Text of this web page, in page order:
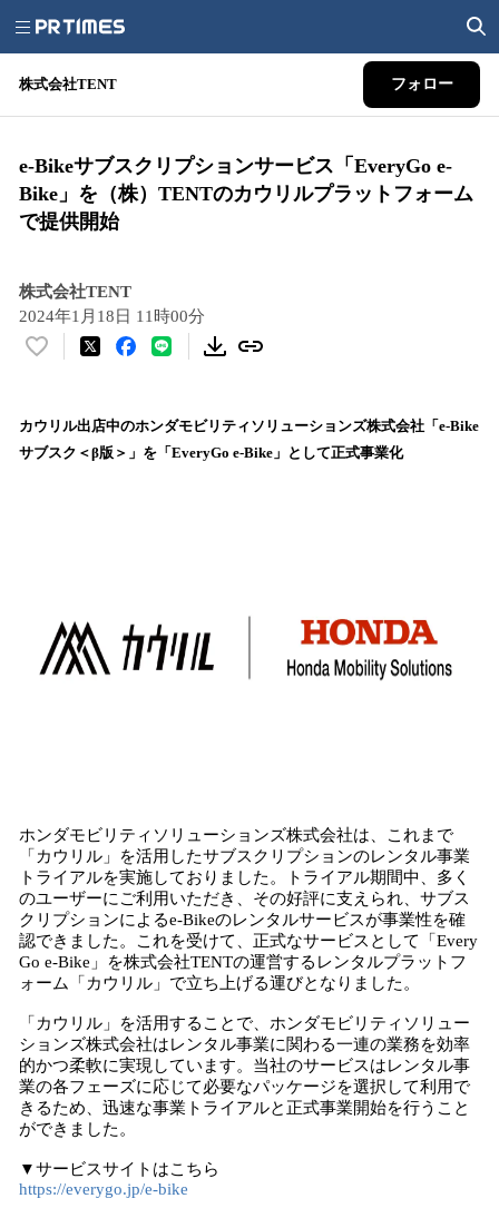
株式会社TENT フォロー
e-Bikeサブスクリプションサービス「EveryGo e-
Bike」を（株）TENTのカウリルプラットフォーム
で提供開始
株式会社TENT
2024年1月18日 11時00分
い
！
数
す
カウリル出店中のホンダモビリティソリューションズ株式会社「e-Bike
サブスク＜β版＞」を「EveryGo e-Bike」として正式事業化
ホンダモビリティソリューションズ株式会社は、これまで
「カウリル」を活用したサブスクリプションのレンタル事業
トライアルを実施しておりました。トライアル期間中、多く
のユーザーにご利用いただき、その好評に支えられ、サブス
クリプションによるe-Bikeのレンタルサービスが事業性を確
認できました。これを受けて、正式なサービスとして「Every
Go e-Bike」を株式会社TENTの運営するレンタルプラットフ
ォーム「カウリル」で立ち上げる運びとなりました。
「カウリル」を活用することで、ホンダモビリティソリュー
ションズ株式会社はレンタル事業に関わる一連の業務を効率
的かつ柔軟に実現しています。当社のサービスはレンタル事
業の各フェーズに応じて必要なパッケージを選択して利用で
きるため、迅速な事業トライアルと正式事業開始を行うこと
ができました。
▼サービスサイトはこちら
https://everygo.jp/e-bike